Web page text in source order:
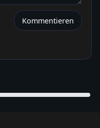
Kommentieren